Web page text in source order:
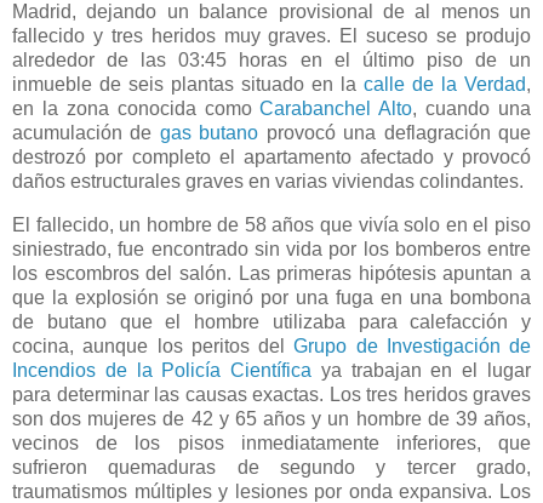
Madrid, dejando un balance provisional de al menos un
fallecido y tres heridos muy graves. El suceso se produjo
alrededor de las 03:45 horas en el último piso de un
inmueble de seis plantas situado en la calle de la Verdad,
en la zona conocida comoCarabanchel Alto, cuando una
acumulación de gas butano provocó una deflagración que
destrozó por completo el apartamento afectado y provocó
daños estructurales graves en varias viviendas colindantes.
El fallecido, un hombre de 58 años que vivía solo en el piso
siniestrado, fue encontrado sin vida por los bomberos entre
los escombros del salón. Las primeras hipótesis apuntan a
que la explosión se originó por una fuga en una bombona
de butano que el hombre utilizaba para calefacción y
cocina, aunque los peritos delGrupo de Investigación de
Incendios de la Policía Científica ya trabajan en el lugar
para determinar las causas exactas. Los tres heridos graves
son dos mujeres de 42 y 65 años y un hombre de 39 años,
vecinos de los pisos inmediatamente inferiores, que
sufrieron quemaduras de segundo y tercer grado,
traumatismos múltiples y lesiones por onda expansiva. Los